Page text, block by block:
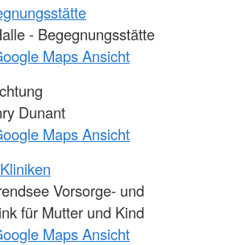
- Begegnungsstätte
Maps Ansicht
Dunant
Maps Ansicht
Vorsorge- und
für Mutter und Kind
Maps Ansicht